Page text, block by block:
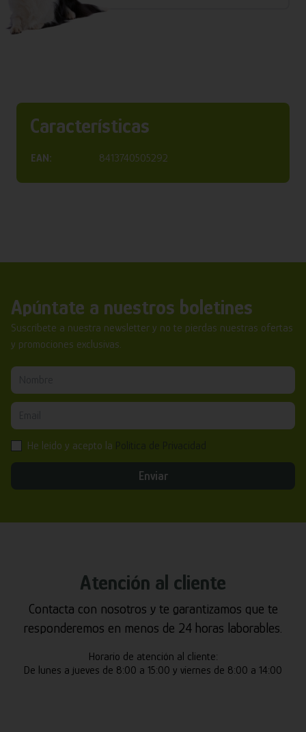
Características
EAN: 8413740505292
Apúntate a nuestros boletines
Suscríbete a nuestra newsletter y no te pierdas nuestras ofertas
y promociones exclusivas.
He leído y acepto la
Enviar
Atención al cliente
Contacta con nosotros y te garantizamos que te
responderemos en menos de 24 horas laborables.
Horario de atención al cliente:
De lunes a jueves de 8:00 a 15:00 y viernes de 8:00 a 14:00